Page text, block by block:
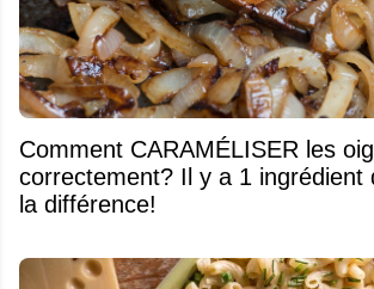
Comment CARAMÉLISER les
correctement? Il y a 1 ingrédient
la différence!